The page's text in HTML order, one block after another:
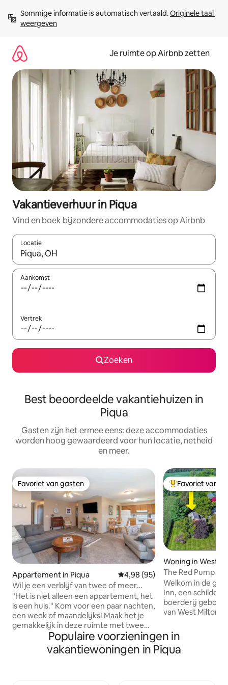
direct
naar
Sommige informatie is automatisch vertaald. Originele taal
weergeven
Je ruimte op Airbnb zetten
Vakantieverhuur in Piqua
Vind en boek bijzondere accommodaties op Airbnb
Locatie
Wanneer er suggesties beschikbaar zijn, maak je een keuze
Aankomst
Vertrek
Zoeken
Best beoordeelde vakantiehuizen in
Piqua
Gasten zijn het ermee eens: deze accommodaties
worden hoog gewaardeerd voor hun locatie, netheid
en meer.
Favoriet van gasten
Favoriet van gasten
Appartement in Piqua Gemiddelde beoordeling van
4,98 (95)
Wil je een verblijf van twee of meer
nachten? It's a Treasure (2 slaapkamers
met queensize bedden)
"Het is niet alleen een appartement, het
is een huis." Kom voor een paar nachten,
een week of maandelijks! Maak het je
gemakkelijk in deze ruimte met twee
slaapkamers. De keuken staat klaar om
een kopje thee of koffie te serveren, in
een rustige, rustige buitenruimte.
Topfavoriet van
Favoriet van
Woning in West
The Red Pump
boerderij met
Welkom in de
Inn, een
boerderij
van West Milton.
bakstenen huis
pand ligt op een
uitgestrekte
Populaire voorzieningen in
vakantiewoningen in Piqua